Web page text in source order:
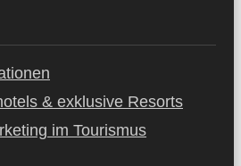
& exklusive Resorts
im Tourismus